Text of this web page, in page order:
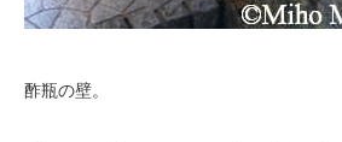
酢瓶の壁。